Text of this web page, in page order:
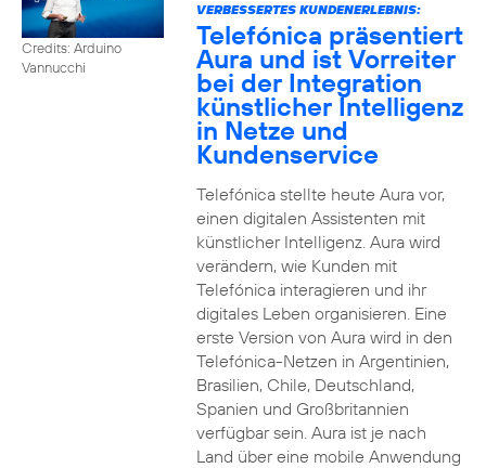
Credits: Arduino
Vannucchi
VERBESSERTES KUNDENERLEBNIS:
Telefónica präsentiert
Aura und ist Vorreiter
bei der Integration
künstlicher Intelligenz
in Netze und
Kundenservice
Telefónica stellte heute Aura vor,
einen digitalen Assistenten mit
künstlicher Intelligenz. Aura wird
verändern, wie Kunden mit
Telefónica interagieren und ihr
digitales Leben organisieren. Eine
erste Version von Aura wird in den
Telefónica-Netzen in Argentinien,
Brasilien, Chile, Deutschland,
Spanien und Großbritannien
verfügbar sein. Aura ist je nach
Land über eine mobile Anwendung